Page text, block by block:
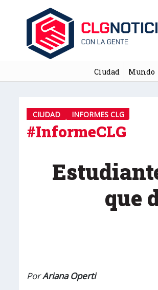
Ciudad Mundo
CIUDAD INFORMES CLG
#InformeCLG
que
PorAriana Operti